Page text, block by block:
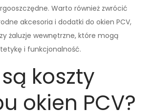
Warto również zwrócić
akcesoria i dodatki do okien PCV,
żaluzje wewnętrzne, które mogą
i funkcjonalność.
koszty
okien PCV?